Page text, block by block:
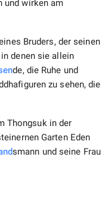
und wirken am
Bruders, der seinen
denen sie allein
de, die Ruhe und
zu sehen, die
Thongsuk in der
Garten Eden
smann und seine Frau